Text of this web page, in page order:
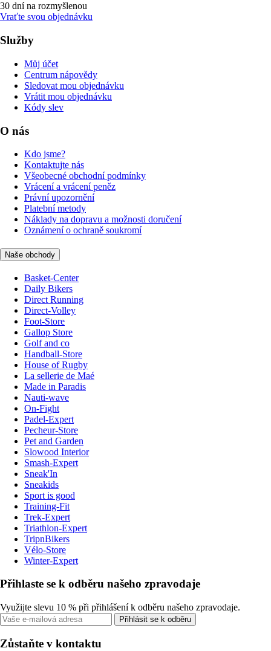
30 dní na rozmyšlenou
Vraťte svou objednávku
Služby
Můj účet
Centrum nápovědy
Sledovat mou objednávku
Vrátit mou objednávku
Kódy slev
O nás
Kdo jsme?
Kontaktujte nás
Všeobecné obchodní podmínky
Vrácení a vrácení peněz
Právní upozornění
Platební metody
Náklady na dopravu a možnosti doručení
Oznámení o ochraně soukromí
Naše obchody
Basket-Center
Daily Bikers
Direct Running
Direct-Volley
Foot-Store
Gallop Store
Golf and co
Handball-Store
House of Rugby
La sellerie de Maé
Made in Paradis
Nauti-wave
On-Fight
Padel-Expert
Pecheur-Store
Pet and Garden
Slowood Interior
Smash-Expert
Sneak'In
Sneakids
Sport is good
Training-Fit
Trek-Expert
Triathlon-Expert
TripnBikers
Vélo-Store
Winter-Expert
Přihlaste se k odběru našeho zpravodaje
Využijte slevu 10 % při přihlášení k odběru našeho zpravodaje.
Přihlásit se k odběru
Zůstaňte v kontaktu